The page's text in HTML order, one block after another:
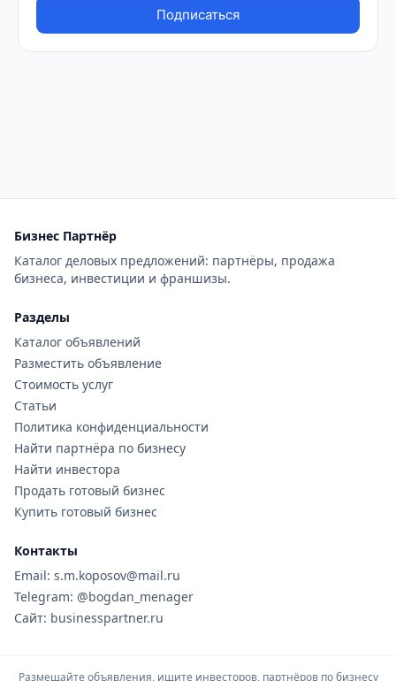
Бизнес Партнёр
Каталог деловых предложений: партнёры, продажа
бизнеса, инвестиции и франшизы.
Разделы
Каталог объявлений
Разместить объявление
Стоимость услуг
Статьи
Политика конфиденциальности
Найти партнёра по бизнесу
Найти инвестора
Продать готовый бизнес
Купить готовый бизнес
Контакты
Email: s.m.koposov@mail.ru
Telegram: @bogdan_menager
Сайт: businesspartner.ru
Размещайте объявления, ищите инвесторов, партнёров по бизнесу